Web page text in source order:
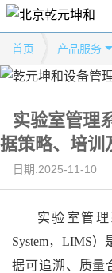
首页 产品服务
实验室管理
据策略、培训
日期:2025-11-10
实验室管
System，LIMS
据可追溯、质量